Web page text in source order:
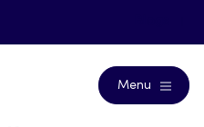
Menu